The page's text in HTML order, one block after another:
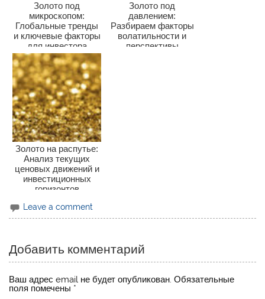
Золото под
микроскопом:
Глобальные тренды
и ключевые факторы
для инвестора
Золото под
давлением:
Разбираем факторы
волатильности и
перспективы
Золото на распутье:
Анализ текущих
ценовых движений и
инвестиционных
горизонтов
Leave a comment
Добавить комментарий
Ваш адрес email не будет опубликован. Обязательные
поля помечены *